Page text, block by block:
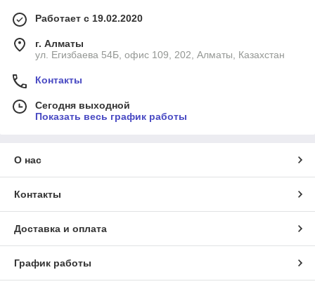
Работает с 19.02.2020
г. Алматы
ул. Егизбаева 54Б, офис 109, 202, Алматы, Казахстан
Контакты
Сегодня выходной
Показать весь график работы
О нас
Контакты
Доставка и оплата
График работы